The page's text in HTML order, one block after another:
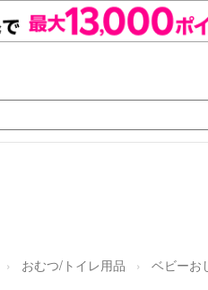
おむつ/トイレ用品 ベビーお